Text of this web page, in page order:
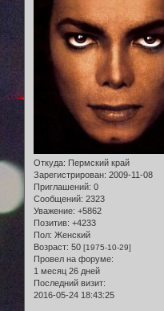
Откуда: Пермский край
Зарегистрирован: 2009-11-08
Приглашений: 0
Сообщений: 2323
Уважение: +5862
Позитив: +4233
Пол: Женский
Возраст: 50 [1975-10-29]
Провел на форуме:
1 месяц 26 дней
Последний визит:
2016-05-24 18:43:25